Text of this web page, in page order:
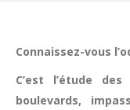
Connaissez-vous
C’est l’étude
boulevards,